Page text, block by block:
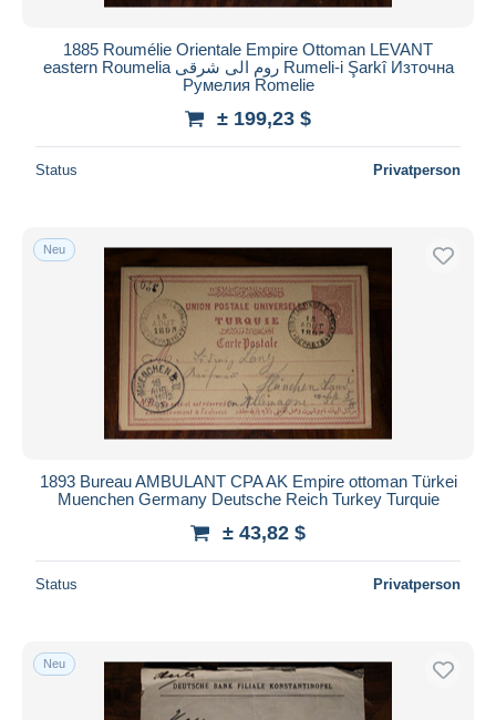
1885 Roumélie Orientale Empire Ottoman LEVANT
eastern Roumelia روم الى شرقى Rumeli-i Şarkî Източна
Румелия Romelie
± 199,23 $
Status Privatperson
Neu
1893 Bureau AMBULANT CPA AK Empire ottoman Türkei
Muenchen Germany Deutsche Reich Turkey Turquie
± 43,82 $
Status Privatperson
Neu